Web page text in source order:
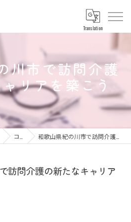
Translation
川市で訪問介護
リアを築こう
コラム 和歌山県紀の川市で訪問介護の新たなキャリアを築こう
訪問介護の新たなキャリア